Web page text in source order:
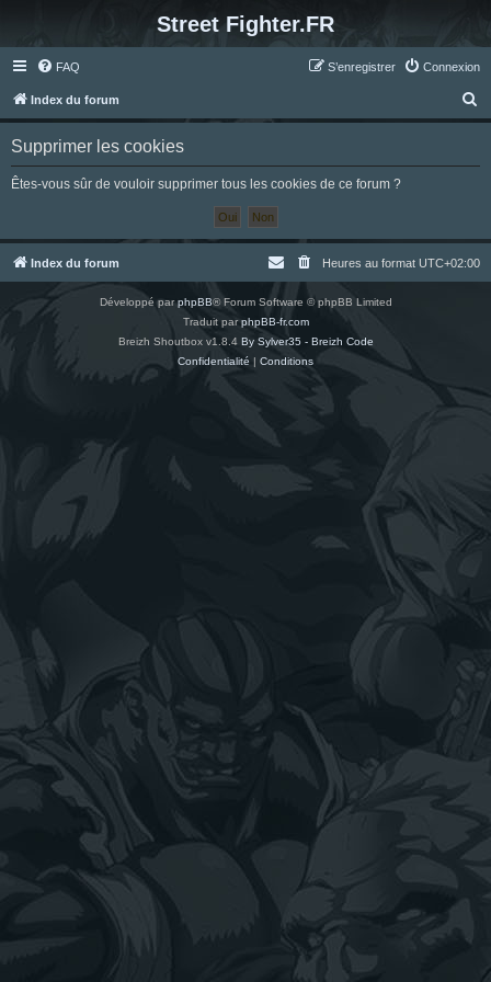
Street Fighter.FR
FAQ Connexion
S’enregistrer
Index du forum
e
h
Supprimer les cookies
Êtes-vous sûr de vouloir supprimer tous les cookies de ce forum ?
Index du forum Heures au format UTC+02:00
Développé parphpBB® Forum Software © phpBB Limited
Traduit parphpBB-fr.com
Breizh Shoutbox v1.8.4 By Sylver35 - Breizh Code
Confidentialité | Conditions